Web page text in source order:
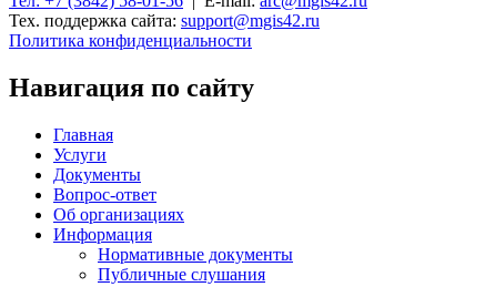
Тех. поддержка сайта: support@mgis42.ru
Политика конфиденциальности
Навигация по сайту
Главная
Услуги
Документы
Вопрос-ответ
Об организациях
Информация
Нормативные документы
Публичные слушания